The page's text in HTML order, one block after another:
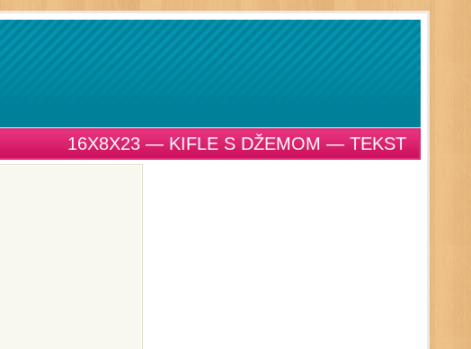
16X8X23 — KIFLE S DŽEMOM — TEKST